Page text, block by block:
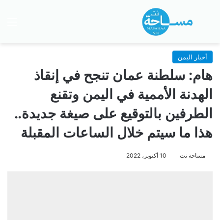
بحث عن
أخبار اليمن
هام: سلطنة عمان تنجح في إنقاذ
الهدنة الأممية في اليمن وتقنع
الطرفين بالتوقيع على صيغة جديدة..
هذا ما سيتم خلال الساعات المقبلة
مساحة نت 10 أكتوبر، 2022